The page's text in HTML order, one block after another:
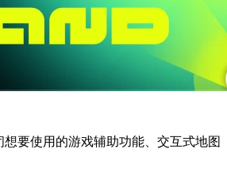
想要使用的游戏辅助功能、交互式地图